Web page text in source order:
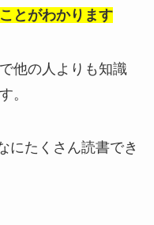
とがわかります
他の人よりも知識
。
にたくさん読書でき